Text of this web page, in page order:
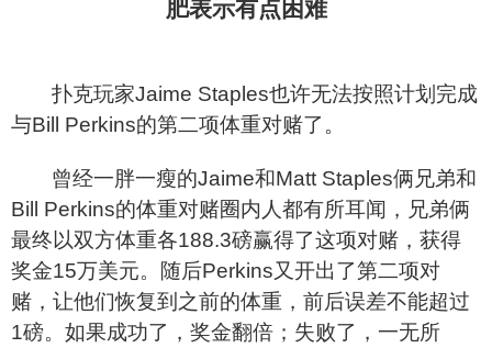
扑克玩家Jaime Staples也许无法按照计划完成
与Bill Perkins的第二项体重对赌了。
曾经一胖一瘦的Jaime和Matt Staples俩兄弟和
Bill Perkins的体重对赌圈内人都有所耳闻，兄弟俩
最终以双方体重各188.3磅赢得了这项对赌，获得
奖金15万美元。随后Perkins又开出了第二项对
赌，让他们恢复到之前的体重，前后误差不能超过
1磅。如果成功了，奖金翻倍；失败了，一无所